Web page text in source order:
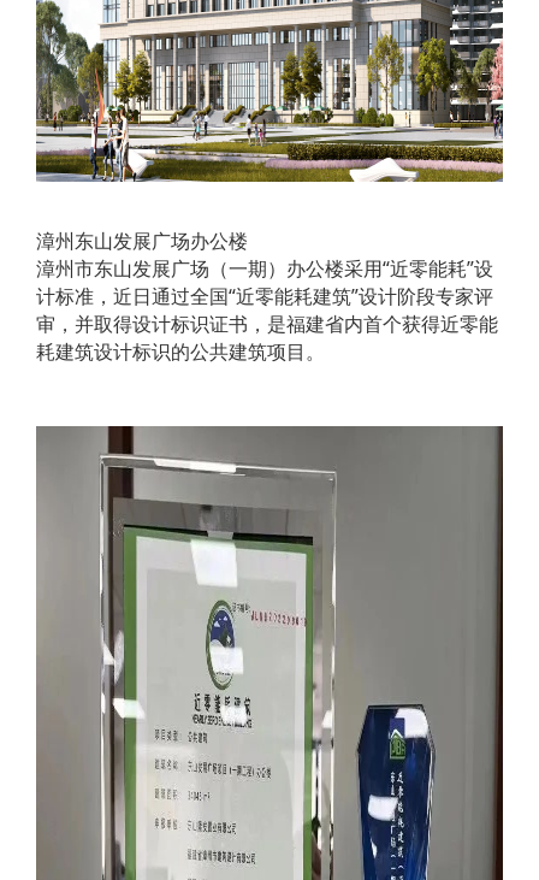
漳州东山发展广场办公楼
漳州市东山发展广场（一期）办公楼采用“近零能耗”设
计标准，近日通过全国“近零能耗建筑”设计阶段专家评
审，并取得设计标识证书，是福建省内首个获得近零能
耗建筑设计标识的公共建筑项目。